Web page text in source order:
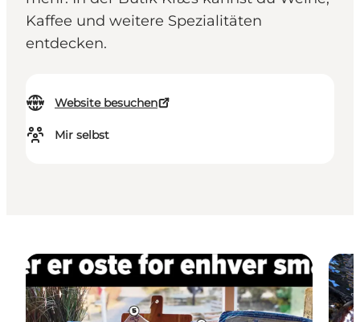
Kaffee und weitere Spezialitäten
entdecken.
Website besuchen
Mir selbst